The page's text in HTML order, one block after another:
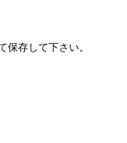
存して下さい。